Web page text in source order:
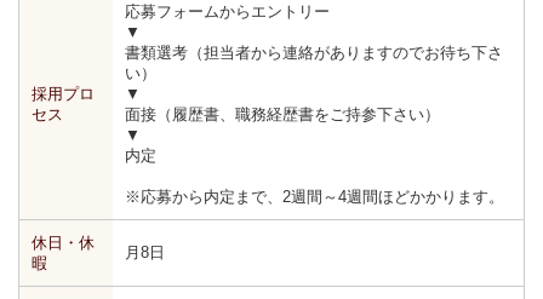
採用プロ
セス
応募フォームからエントリー
▼
書類選考（担当者から連絡がありますのでお待ち下さ
い）
▼
面接（履歴書、職務経歴書をご持参下さい）
▼
内定
※応募から内定まで、2週間～4週間ほどかかります。
休日・休
暇
月8日